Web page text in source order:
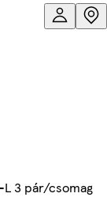
3 pár/csomag